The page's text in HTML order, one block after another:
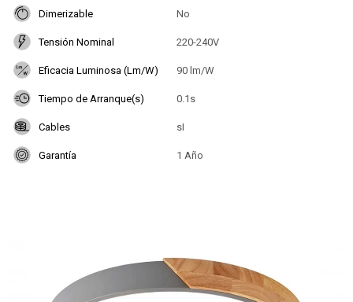
Dimerizable No
Tensión Nominal 220-240V
Eficacia Luminosa (Lm/W) 90 lm/W
Tiempo de Arranque(s) 0.1s
Cables sI
Garantía 1 Año